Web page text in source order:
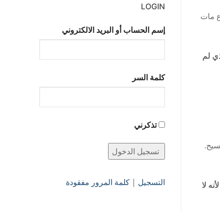
مات
لم
لا
LOGIN
إسم الحساب أو البريد الالكتروني
كلمة السر
تذكرني
التسجيل | كلمة المرور مفقودة